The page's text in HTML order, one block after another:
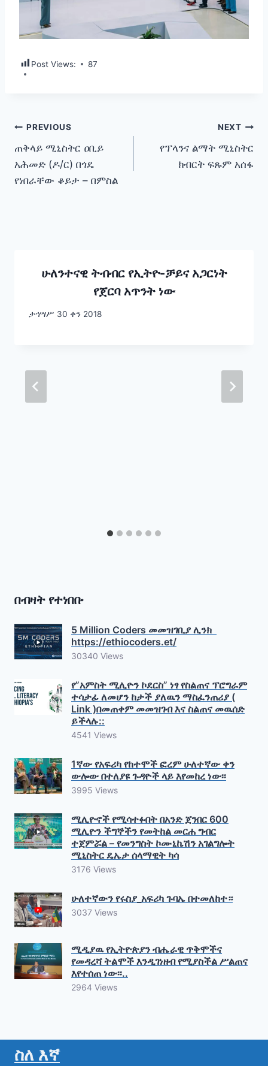
Post Views: 87
Post
navigation
PREVIOUS
ጠቅላይ ሚኒስትር ዐቢይ
አሕመድ (ዶ/ር) በጎዴ
የነበራቸው ቆይታ – በምስል
NEXT
የፕላንና ልማት ሚኒስትር
ክብርት ፍጹም አሰፋ
ሁለንተናዊ ትብብር የኢትዮ-ቻይና አጋርነት
የጀርባ አጥንት ነው
ታኅሣሥ 30 ቀን 2018
በብዛት የተነበቡ
5 Million Coders መመዝገቢያ ሊንክ
https://ethiocoders.et/
30340 Views
የ”አምስት ሚሊዮን ኮደርስ” ነፃ የስልጠና ፕሮግራም
ተሳታፊ ለመሆን ከታች ያለዉን ማስፈንጠሪያ (
Link )በመጠቀም መመዝገብ እና ስልጠና መዉሰድ
ይችላሉ::
4541 Views
1ኛው የአፍሪካ የከተሞች ፎረም ሁለተኛው ቀን
ውሎው በተለያዩ ጉዳዮች ላይ እየመከረ ነው፡፡
3995 Views
ሚሊዮኖች የሚሳተፉበት በአንድ ጀንበር 600
ሚሊዮን ችግኞችን የመትከል መርሐ ግብር
ተጀምሯል – የመንግስት ኮሙኒኬሽን አገልግሎት
ሚኒስትር ዴኤታ ሰላማዊት ካሳ
3176 Views
ሁለተኛውን የሩስያ_አፍሪካ ጉባኤ በተመለከተ።
3037 Views
ሚዲያዉ የኢትዮጵያን ብሔራዊ ጥቅሞችና
የመዳረሻ ትልሞች እንዲገነዘብ የሚያስችል ሥልጠና
እየተሰጠ ነው፡፡..
2964 Views
ስለ እኛ